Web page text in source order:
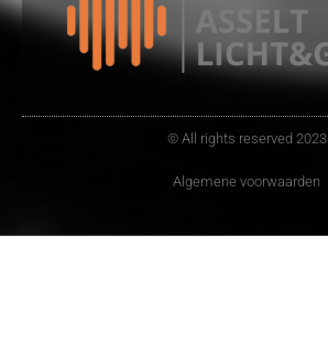
© All rights reserved 2023
Algemene voorwaarden